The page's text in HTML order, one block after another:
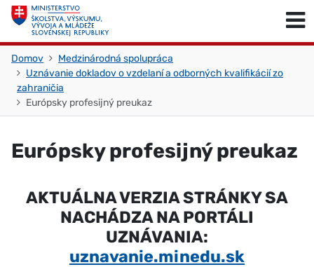
Skočiť na obsah
Domov
Medzinárodná spolupráca
Uznávanie dokladov o vzdelaní a odborných kvalifikácií zo
zahraničia
Európsky profesijný preukaz
Európsky profesijný preukaz
AKTUÁLNA VERZIA STRÁNKY SA
NACHÁDZA NA PORTÁLI
UZNÁVANIA:
uznavanie.minedu.sk
Skočiť na začiatok stránky